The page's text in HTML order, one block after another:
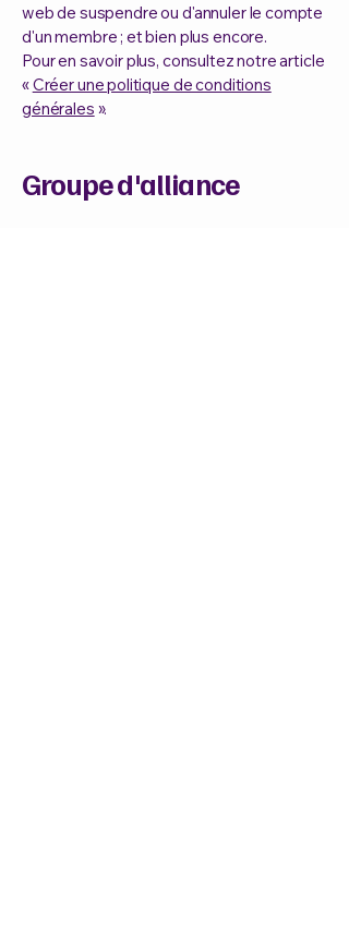
web de suspendre ou d'annuler le compte
d'un membre ; et bien plus encore.
Pour en savoir plus, consultez notre article
«Créer une politique de conditions
générales ».
Groupe d'alliance